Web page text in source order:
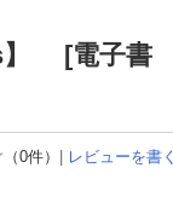
】 [電子書
（0件） | レビューを書く